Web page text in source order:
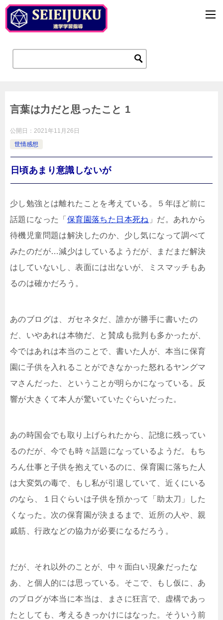
言葉は力だと思ったこと 1
公開日： 2021年11月26日
世情感想
日頃あまり意識しないが
少し勉強とは離れたことを考えている。５年ほど前に
話題になった「 保育園落ちた日本死ね 」だ。あれから
待機児童問題は解決したのか、少し気になって調べて
みたのだが…減少はしているようだが、まだまだ解決
はしていないし、表面には出ないが、ミスマッチもあ
るのは確かだろう。
あのブログは、ガセネタだ、誰かが勝手に書いたの
だ、いやあれは本物だ、と賛成も批判も多かったが、
今ではあれは本当のことで、書いた人が、本当に保育
園に子供を入れることができなかった怒れるヤングマ
マさんだった、ということが明らかになっている。反
響が大きくて本人が驚いていたぐらいだった。
あの時国会でも取り上げられたから、記憶に残ってい
るのだが、今でも時々話題になっているようだ。もち
ろん仕事と子供を抱えているのに、保育園に落ちた人
は大変気の毒で、もし私が引退していて、近くにいる
のなら、１日ぐらいは子供を預かって「助太刀」した
くなった。次の保育園が決まるまで、近所の人や、親
戚筋、行政などの協力が必要になるだろう。
だが、それ以外のことが、中々面白い現象だったな
あ、と個人的には思っている。そこで、もし仮に、あ
のブログが本当に本当は、まさに狂言で、虚構であっ
たとしても、考えるきっかけにはなった。そういう前